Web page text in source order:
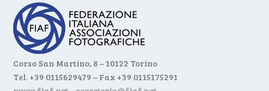
Corso San Martino, 8 – 10122 Torino
Tel. +39 0115629479 – Fax +39 0115175291